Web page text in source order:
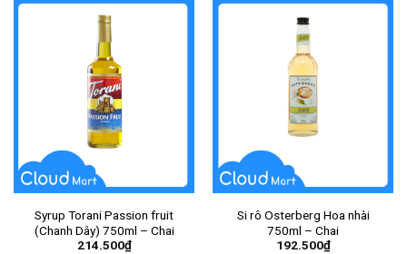
Syrup Torani Passion fruit
(Chanh Dây) 750ml – Chai
214.500₫
Si rô Osterberg Hoa nhài
750ml – Chai
192.500₫